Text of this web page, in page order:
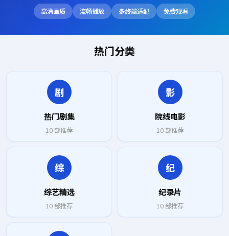
高清画质 流畅播放 多终端适配 免费观看
热门分类
剧
热门剧集
10部推荐
影
院线电影
10部推荐
综
综艺精选
10部推荐
纪
纪录片
10部推荐